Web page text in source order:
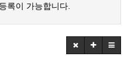
록이 가능합니다.